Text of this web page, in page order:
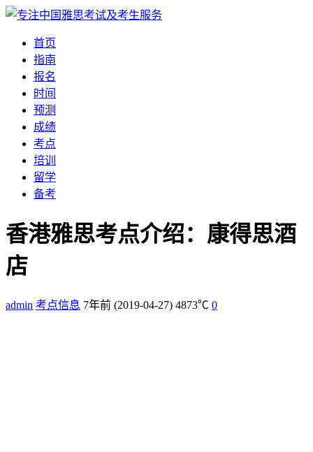
首页
指南
报名
时间
预测
成绩
考点
培训
留学
备考
香港雅思考点介绍：康得思酒
店
admin 考点信息 7年前 (2019-04-27) 4873℃ 0